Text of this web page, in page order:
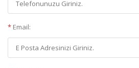
* Email: